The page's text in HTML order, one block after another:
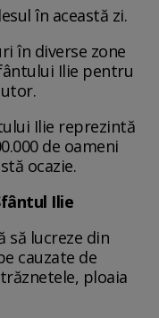
în această zi.
în diverse zone
Ilie pentru
Ilie reprezintă
de oameni
ocazie.
Ilie
să lucreze din
cauzate de
ploaia